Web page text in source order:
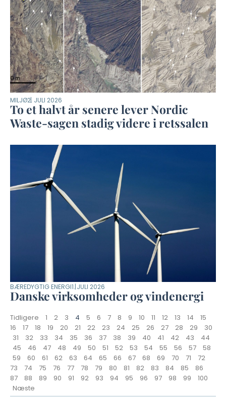
MILJØ2. JULI 2026
To et halvt år senere lever Nordic
Waste-sagen stadig videre i retssalen
BÆREDYGTIG ENERGI1. JULI 2026
Danske virksomheder og vindenergi
Tidligere 1 2 3 4 5 6 7 8 9 10 11 12 13 14
15
16
17 18 19 20 21 22 23 24 25 26 27 28 29
30
31
32 33 34 35 36 37 38 39 40 41 42 43
44
45
46 47 48 49 50 51 52 53 54 55 56 57
58
59
60 61 62 63 64 65 66 67 68 69 70 71
72
73
74 75 76 77 78 79 80 81 82 83 84 85
86
87
88 89 90 91 92 93 94 95 96 97 98 99
100
Næste